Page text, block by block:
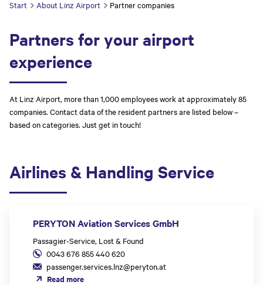
Start About Linz Airport Partner companies
Partners for your airport
experience
At Linz Airport, more than 1,000 employees work at approximately 85
companies. Contact data of the resident partners are listed below –
based on categories. Just get in touch!
Airlines & Handling Service
PERYTON Aviation Services GmbH
Passagier-Service, Lost & Found
0043 676 855 440 620
passenger.services.lnz@peryton.at
Read more